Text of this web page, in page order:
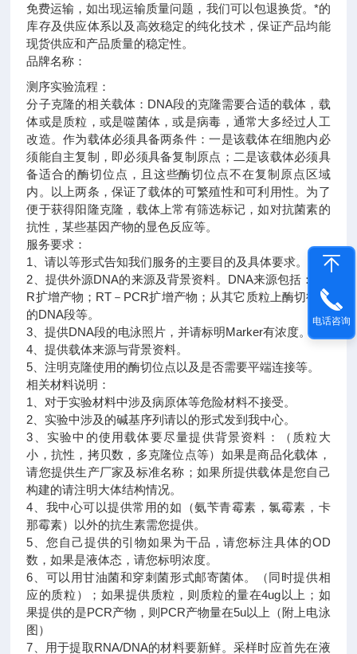
免费运输，如出现运输质量问题，我们可以包退换货。 *的
库存及供应体系以及高效稳定的纯化技术，保证产品均能
现货供应和产品质量的稳定性。
品牌名称：
测序实验流程：
分子克隆的相关载体：DNA段的克隆需要合适的载体，载
体或是质粒，或是噬菌体，或是病毒，通常大多经过人工
改造。作为载体必须具备两条件：一是该载体在细胞内必
须能自主复制，即必须具备复制原点；二是该载体必须具
备适合的酶切位点，且这些酶切位点不在复制原点区域
内。以上两条，保证了载体的可繁殖性和可利用性。为了
便于获得阳隆克隆，载体上常有筛选标记，如对抗菌素的
抗性，某些基因产物的显色反应等。
服务要求：
1、请以等形式告知我们服务的主要目的及具体要求。
2、提供外源DNA的来源及背景资料。DNA来源包括：PC
R扩增产物；RT－PCR扩增产物；从其它质粒上酶切得到
的DNA段等。
3、提供DNA段的电泳照片，并请标明Marker有浓度。
4、提供载体来源与背景资料。
5、注明克隆使用的酶切位点以及是否需要平端连接等。
相关材料说明：
1、对于实验材料中涉及病原体等危险材料不接受。
2、实验中涉及的碱基序列请以的形式发到我中心。
3、实验中的使用载体要尽量提供背景资料：（质粒大
小，抗性，拷贝数，多克隆位点等）如果是商品化载体，
请您提供生产厂家及标准名称；如果所提供载体是您自己
构建的请注明大体结构情况。
4、我中心可以提供常用的如（氨苄青霉素，氯霉素，卡
那霉素）以外的抗生素需您提供。
5、您自己提供的引物如果为干品，请您标注具体的OD
数，如果是液体态，请您标明浓度。
6、可以用甘油菌和穿刺菌形式邮寄菌体。（同时提供相
应的质粒）；如果提供质粒，则质粒的量在4ug以上；如
果提供的是PCR产物，则PCR产物量在5u以上（附上电泳
图）
7、用于提取RNA/DNA的材料要新鲜。采样时应首先在液
电话咨询